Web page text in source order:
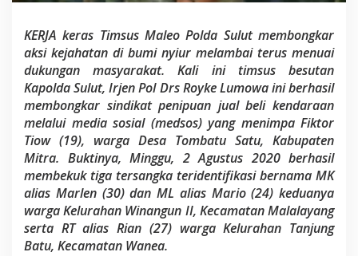
u
a
B
e
l
i
K
n
d
a
r
KERJA keras Timsus Maleo Polda Sulut membongkar
aksi kejahatan di bumi nyiur melambai terus menuai
dukungan masyarakat. Kali ini timsus besutan
Kapolda Sulut, Irjen Pol Drs Royke Lumowa ini berhasil
membongkar sindikat penipuan jual beli kendaraan
melalui media sosial (medsos) yang menimpa Fiktor
Tiow (19), warga Desa Tombatu Satu, Kabupaten
Mitra. Buktinya, Minggu, 2 Agustus 2020 berhasil
membekuk tiga tersangka teridentifikasi bernama MK
alias Marlen (30) dan ML alias Mario (24) keduanya
warga Kelurahan Winangun II, Kecamatan Malalayang
serta RT alias Rian (27) warga Kelurahan Tanjung
Batu, Kecamatan Wanea.